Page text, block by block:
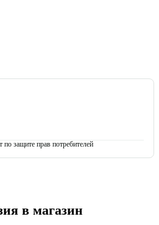
защите прав потребителей
в магазин